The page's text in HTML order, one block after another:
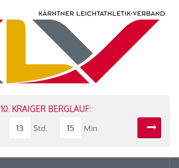
10. KRAIGER BERGLAUF:
13 Std. 15 Min